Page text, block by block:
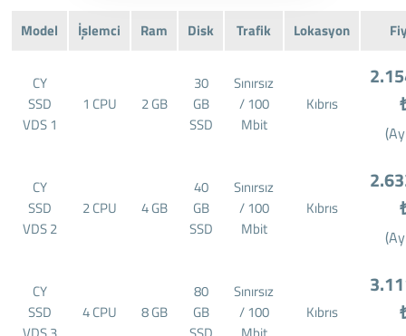
Model İşlemci Ram Disk Trafik Lokasyon
CY
SSD
VDS 1
1 CPU 2 GB
30
GB
SSD
Sınırsız
/ 100
Mbit
Kıbrıs
CY
SSD
VDS 2
2 CPU 4 GB
40
GB
SSD
Sınırsız
/ 100
Mbit
Kıbrıs
CY
SSD
4 CPU 8 GB
80
GB
Sınırsız
/ 100
Kıbrıs